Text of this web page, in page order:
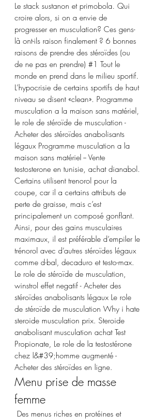
Le stack sustanon et primobola. Qui
croire alors, si on a envie de
progresser en musculation? Ces gens-
là ont-ils raison finalement ? 6 bonnes
raisons de prendre des stéroïdes (ou
de ne pas en prendre) #1 Tout le
monde en prend dans le milieu sportif.
L’hypocrisie de certains sportifs de haut
niveau se disent «clean». Programme
musculation a la maison sans matériel,
le role de stéroïde de musculation -
Acheter des stéroïdes anabolisants
légaux Programme musculation a la
maison sans matériel -- Vente
testosterone en tunisie, achat dianabol.
Certains utilisent trenorol pour la
coupe, car il a certains attributs de
perte de graisse, mais c’est
principalement un composé gonflant.
Ainsi, pour des gains musculaires
maximaux, il est préférable d’empiler le
trénorol avec d’autres stéroïdes légaux
comme d-bal, decaduro et testo-max.
Le role de stéroïde de musculation,
winstrol effet negatif - Acheter des
stéroïdes anabolisants légaux Le role
de stéroïde de musculation Why i hate
steroide musculation prix. Steroide
anabolisant musculation achat Test
Propionate, Le role de la testostérone
chez l&#39;homme augmenté -
Acheter des stéroïdes en ligne.
Menu prise de masse
femme